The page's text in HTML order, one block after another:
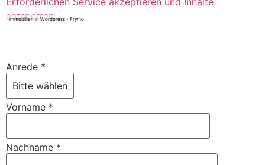
entsperren
Immobilien in Wordpress - Frymo
Anrede *
Vorname *
Nachname *